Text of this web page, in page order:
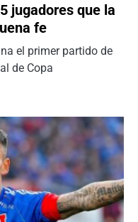
jugadores que la
fe
el primer partido de
de Copa